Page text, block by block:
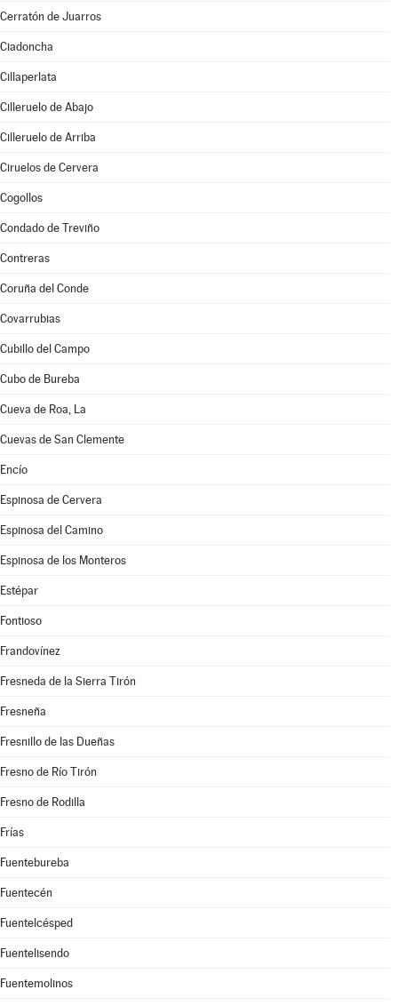
Cerratón de Juarros
Ciadoncha
Cillaperlata
Cilleruelo de Abajo
Cilleruelo de Arriba
Ciruelos de Cervera
Cogollos
Condado de Treviño
Contreras
Coruña del Conde
Covarrubias
Cubillo del Campo
Cubo de Bureba
Cueva de Roa, La
Cuevas de San Clemente
Encío
Espinosa de Cervera
Espinosa del Camino
Espinosa de los Monteros
Estépar
Fontioso
Frandovínez
Fresneda de la Sierra Tirón
Fresneña
Fresnillo de las Dueñas
Fresno de Río Tirón
Fresno de Rodilla
Frías
Fuentebureba
Fuentecén
Fuentelcésped
Fuentelisendo
Fuentemolinos